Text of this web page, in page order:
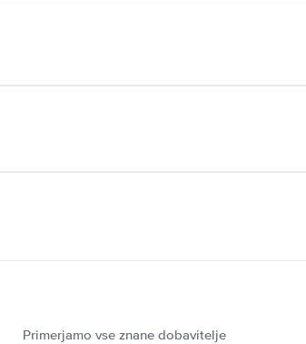
Primerjamo vse znane dobavitelje